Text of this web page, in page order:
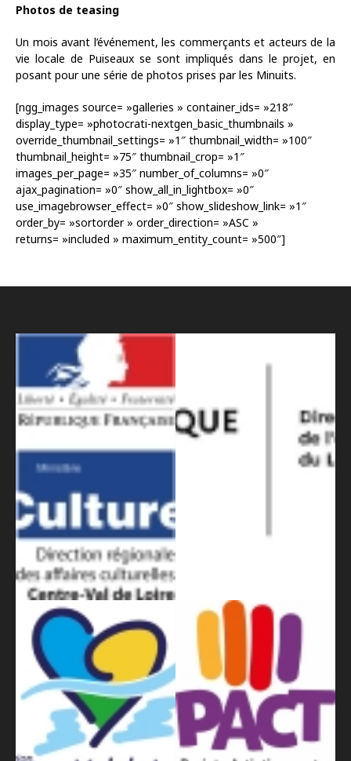
Photos de teasing
Un mois avant l’événement, les commerçants et acteurs de la
vie locale de Puiseaux se sont impliqués dans le projet, en
posant pour une série de photos prises par les Minuits.
[ngg_images source= »galleries » container_ids= »218″
display_type= »photocrati-nextgen_basic_thumbnails »
override_thumbnail_settings= »1″ thumbnail_width= »100″
thumbnail_height= »75″ thumbnail_crop= »1″
images_per_page= »35″ number_of_columns= »0″
ajax_pagination= »0″ show_all_in_lightbox= »0″
use_imagebrowser_effect= »0″ show_slideshow_link= »1″
order_by= »sortorder » order_direction= »ASC »
returns= »included » maximum_entity_count= »500″]